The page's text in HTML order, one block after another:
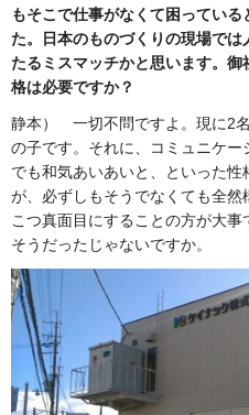
もそこで仕事がなくて困ってい
た。日本のものづくりの現場で
たるミスマッチかと思います。
格は必要ですか？
静本） 一切不問ですよ。現に2
の子です。それに、コミュニケー
でも和気あいあいと、といった
が、必ずしもそうでなくても全
こつ真面目にすることの方が大
そうだったじゃないですか。